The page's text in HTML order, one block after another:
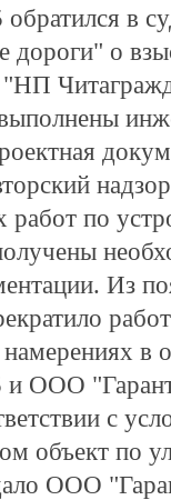
обратился в
о
по
Из
в
и ООО
с
объект по
ООО